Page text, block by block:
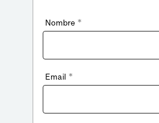
Nombre *
Email *